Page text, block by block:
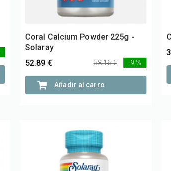
Coral Calcium Powder 225g -
Solaray
52.89 €
58.16 € -9 %
Añadir al carro